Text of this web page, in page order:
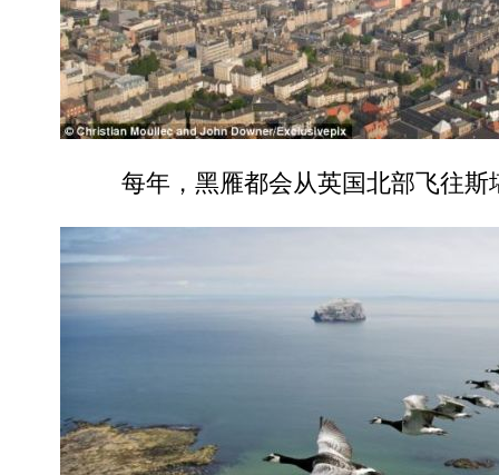
每年，黑雁都会从英国北部飞往斯